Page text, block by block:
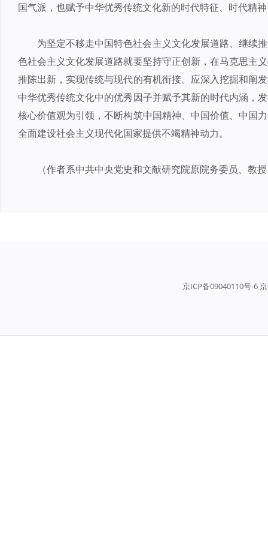
国气派，也赋予中华优秀传统文化新的时代特征、时代精
为坚定不移走中国特色社会主义文化发展道路、继续
色社会主义文化发展道路就要坚持守正创新，在马克思主
推陈出新，实现传统与现代的有机衔接。应深入挖掘和阐
中华优秀传统文化中的优秀因子并赋予其新的时代内涵，
核心价值观为引领，不断构筑中国精神、中国价值、中国
全面建设社会主义现代化国家提供不竭精神动力。
（作者系中共中央党史和文献研究院原院务委员、教
京ICP备09040110号-6